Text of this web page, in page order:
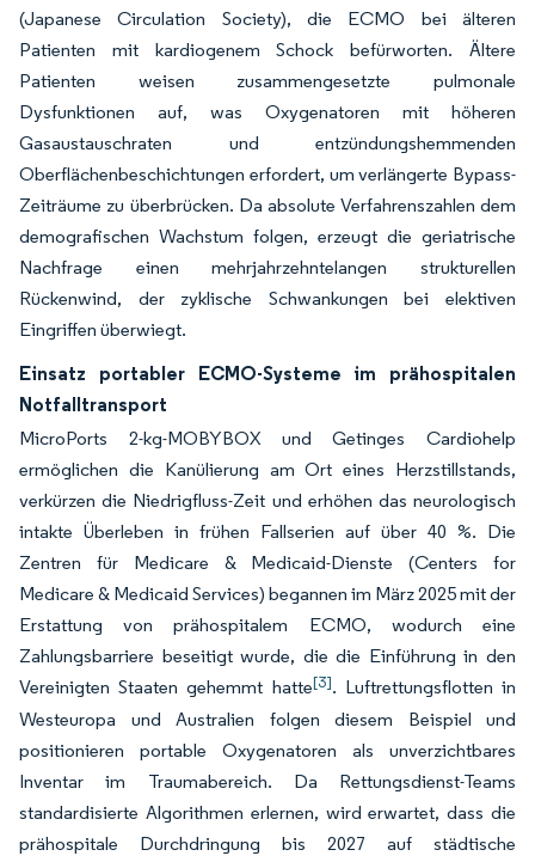
(Japanese Circulation Society), die ECMO bei älteren
Patienten mit kardiogenem Schock befürworten. Ältere
Patienten weisen zusammengesetzte pulmonale
Dysfunktionen auf, was Oxygenatoren mit höheren
Gasaustauschraten und entzündungshemmenden
Oberflächenbeschichtungen erfordert, um verlängerte Bypass-
Zeiträume zu überbrücken. Da absolute Verfahrenszahlen dem
demografischen Wachstum folgen, erzeugt die geriatrische
Nachfrage einen mehrjahrzehntelangen strukturellen
Rückenwind, der zyklische Schwankungen bei elektiven
Eingriffen überwiegt.
Einsatz portabler ECMO-Systeme im prähospitalen
Notfalltransport
MicroPorts 2-kg-MOBYBOX und Getinges Cardiohelp
ermöglichen die Kanülierung am Ort eines Herzstillstands,
verkürzen die Niedrigfluss-Zeit und erhöhen das neurologisch
intakte Überleben in frühen Fallserien auf über 40 %. Die
Zentren für Medicare & Medicaid-Dienste (Centers for
Medicare & Medicaid Services) begannen im März 2025 mit der
Erstattung von prähospitalem ECMO, wodurch eine
Zahlungsbarriere beseitigt wurde, die die Einführung in den
Vereinigten Staaten gehemmt hatte[3]. Luftrettungsflotten in
Westeuropa und Australien folgen diesem Beispiel und
positionieren portable Oxygenatoren als unverzichtbares
Inventar im Traumabereich. Da Rettungsdienst-Teams
standardisierte Algorithmen erlernen, wird erwartet, dass die
prähospitale Durchdringung bis 2027 auf städtische